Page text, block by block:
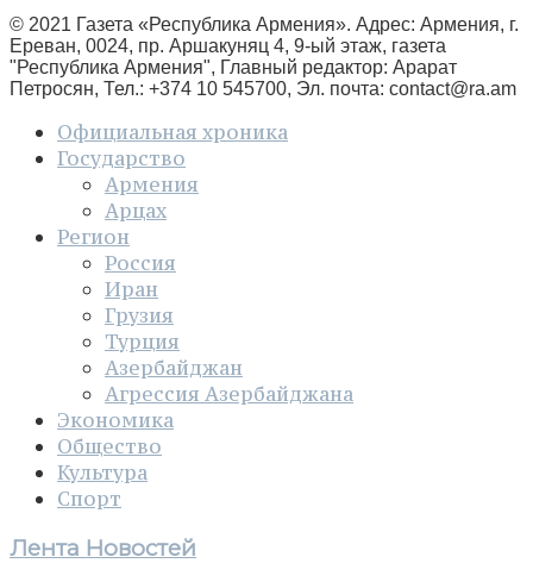
© 2021 Газета «Республика Армения». Адрес: Армения, г.
Ереван, 0024, пр. Аршакуняц 4, 9-ый этаж, газета
"Республика Армения", Главный редактор: Арарат
Петросян, Тел.: +374 10 545700, Эл. почта: contact@ra.am
Официальная хроника
Государство
Армения
Арцах
Регион
Россия
Иран
Грузия
Турция
Азербайджан
Агрессия Азербайджана
Экономика
Общество
Культура
Спорт
Лента Новостей